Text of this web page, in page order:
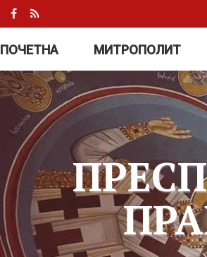
ПОЧЕТНА МИТРОПОЛИТ